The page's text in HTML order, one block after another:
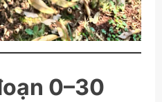
0–30